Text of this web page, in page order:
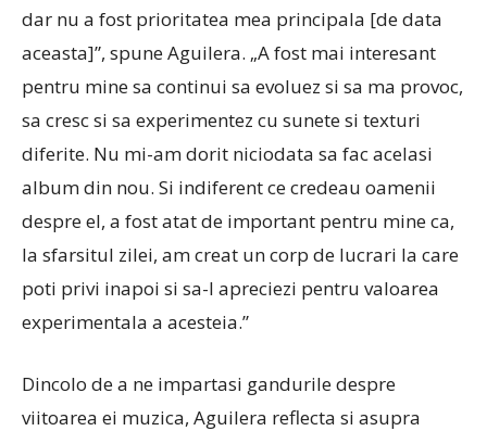
dar nu a fost prioritatea mea principala [de data
aceasta]”, spune Aguilera. „A fost mai interesant
pentru mine sa continui sa evoluez si sa ma provoc,
sa cresc si sa experimentez cu sunete si texturi
diferite. Nu mi-am dorit niciodata sa fac acelasi
album din nou. Si indiferent ce credeau oamenii
despre el, a fost atat de important pentru mine ca,
la sfarsitul zilei, am creat un corp de lucrari la care
poti privi inapoi si sa-l apreciezi pentru valoarea
experimentala a acesteia.”
Dincolo de a ne impartasi gandurile despre
viitoarea ei muzica, Aguilera reflecta si asupra